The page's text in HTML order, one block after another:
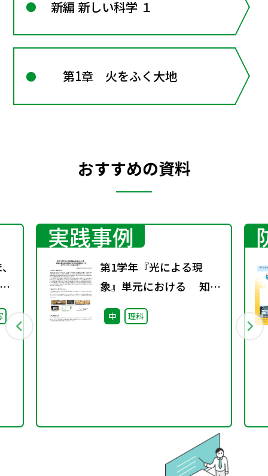
新編 新しい科学 １
第1章 火をふく大地
おすすめの資料
実践事例
第1学年『光による現
象』単元における 知識
の概念的な理解を促す学
習展開の工夫 -箱プロジ
中 理科